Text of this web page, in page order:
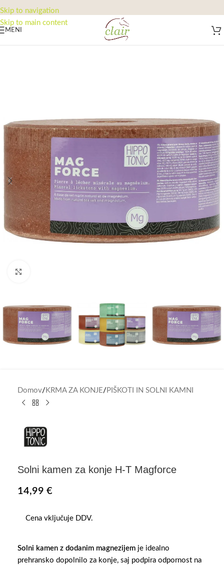
Skip to navigation
Skip to main content
MENI
Domov/ KRMA ZA KONJE/ PIŠKOTI IN SOLNI KAMNI
Solni kamen za konje H-T Magforce
14,99 €
Cena vključuje DDV.
Solni kamen z dodanim magnezijem je idealno
prehransko dopolnilo za konje, saj podpira odpornost na